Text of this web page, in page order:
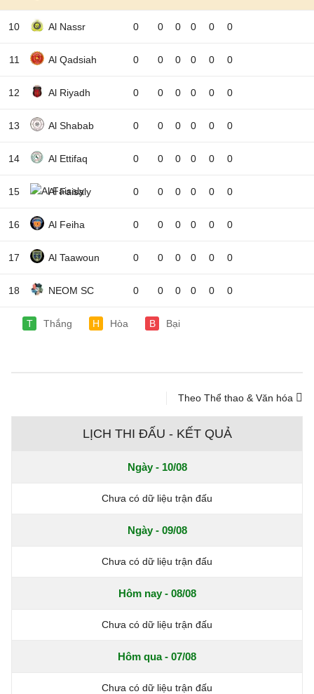
10 Al Nassr 0 0 0 0 0 0
11 Al Qadsiah 0 0 0 0 0 0
12 Al Riyadh 0 0 0 0 0 0
13 Al Shabab 0 0 0 0 0 0
14 Al Ettifaq 0 0 0 0 0 0
15 Al Faisaly 0 0 0 0 0 0
16 Al Feiha 0 0 0 0 0 0
17 Al Taawoun 0 0 0 0 0 0
18 NEOM SC 0 0 0 0 0 0
T Thắng H Hòa B Bại
Theo Thể thao & Văn hóa
LỊCH THI ĐẤU - KẾT QUẢ
Ngày - 10/08
Chưa có dữ liệu trận đấu
Ngày - 09/08
Chưa có dữ liệu trận đấu
Hôm nay - 08/08
Chưa có dữ liệu trận đấu
Hôm qua - 07/08
Chưa có dữ liệu trận đấu